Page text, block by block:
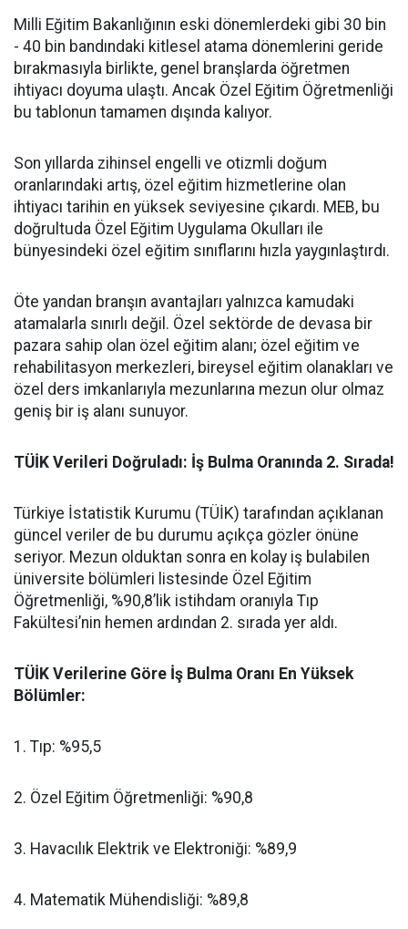
​Milli Eğitim Bakanlığının eski dönemlerdeki gibi 30 bin
- 40 bin bandındaki kitlesel atama dönemlerini geride
bırakmasıyla birlikte, genel branşlarda öğretmen
ihtiyacı doyuma ulaştı. Ancak Özel Eğitim Öğretmenliği
bu tablonun tamamen dışında kalıyor.
​Son yıllarda zihinsel engelli ve otizmli doğum
oranlarındaki artış, özel eğitim hizmetlerine olan
ihtiyacı tarihin en yüksek seviyesine çıkardı. MEB, bu
doğrultuda Özel Eğitim Uygulama Okulları ile
bünyesindeki özel eğitim sınıflarını hızla yaygınlaştırdı.
​Öte yandan branşın avantajları yalnızca kamudaki
atamalarla sınırlı değil. Özel sektörde de devasa bir
pazara sahip olan özel eğitim alanı; özel eğitim ve
rehabilitasyon merkezleri, bireysel eğitim olanakları ve
özel ders imkanlarıyla mezunlarına mezun olur olmaz
geniş bir iş alanı sunuyor.
​TÜİK Verileri Doğruladı: İş Bulma Oranında 2. Sırada!
​Türkiye İstatistik Kurumu (TÜİK) tarafından açıklanan
güncel veriler de bu durumu açıkça gözler önüne
seriyor. Mezun olduktan sonra en kolay iş bulabilen
üniversite bölümleri listesinde Özel Eğitim
Öğretmenliği, %90,8’lik istihdam oranıyla Tıp
Fakültesi’nin hemen ardından 2. sırada yer aldı.
​TÜİK Verilerine Göre İş Bulma Oranı En Yüksek
Bölümler:
​1. Tıp: %95,5
​2. Özel Eğitim Öğretmenliği: %90,8
​3. Havacılık Elektrik ve Elektroniği: %89,9
​4. Matematik Mühendisliği: %89,8